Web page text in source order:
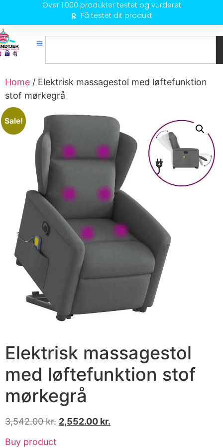
Over 1.000 produkter testet og vurderet
Få testet dit produkt
Home / Elektrisk massagestol med løftefunktion
stof mørkegrå
Sale!
Elektrisk massagestol
med løftefunktion stof
mørkegrå
3,542.00kr. 2,552.00 kr.
Buy product